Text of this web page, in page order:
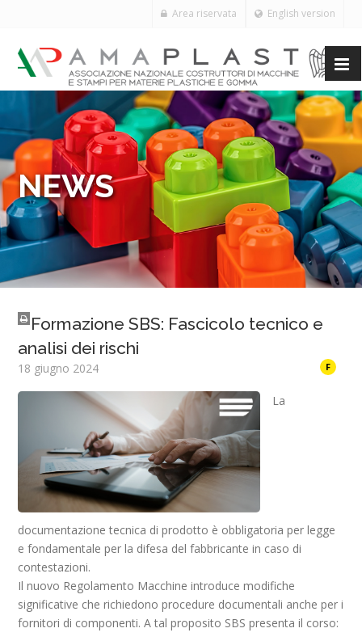
English version
Area riservata
NEWS
Formazione SBS: Fascicolo tecnico e
analisi dei rischi
18 giugno 2024 F
La
documentazione tecnica di prodotto è obbligatoria per legge
e fondamentale per la difesa del fabbricante in caso di
contestazioni.
Il nuovo Regolamento Macchine introduce modifiche
significative che richiedono procedure documentali anche per i
fornitori di componenti. A tal proposito SBS presenta il corso: